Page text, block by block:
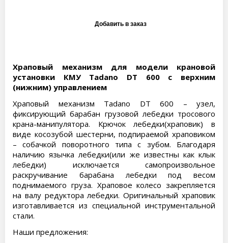
Храповый механизм для модели крановой
установки КМУ Tadano DT 600 с верхним
(нижним) управлением
Храповый механизм Tadano DT 600 – узел,
фиксирующий барабан грузовой лебедки тросового
крана-манипулятора. Крючок лебедки(храповик) в
виде косозубой шестерни, подпираемой храповиком
– собачкой поворотного типа с зубом. Благодаря
наличию язычка лебедки(или же известны как клык
лебедки) исключается самопроизвольное
раскручивание барабана лебедки под весом
поднимаемого груза. Храповое колесо закрепляется
на валу редуктора лебедки. Оригинальный храповик
изготавливается из специальной инструментальной
стали.
Наши предложения: